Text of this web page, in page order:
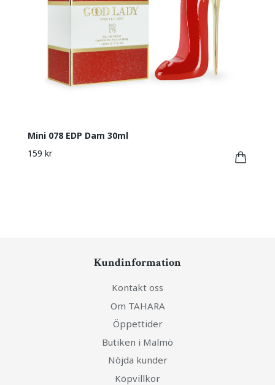
Mini 078 EDP Dam 30ml
159 kr
Kundinformation
Kontakt oss
Om TAHARA
Öppettider
Butiken i Malmö
Nöjda kunder
Köpvillkor